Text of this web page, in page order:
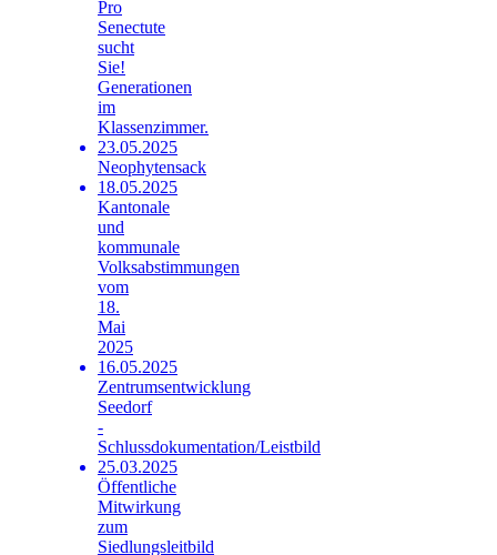
Pro
Senectute
sucht
Sie!
Generationen
im
Klassenzimmer.
23.05.2025
Neophytensack
18.05.2025
Kantonale
und
kommunale
Volksabstimmungen
vom
18.
Mai
2025
16.05.2025
Zentrumsentwicklung
Seedorf
-
Schlussdokumentation/Leistbild
25.03.2025
Öffentliche
Mitwirkung
zum
Siedlungsleitbild